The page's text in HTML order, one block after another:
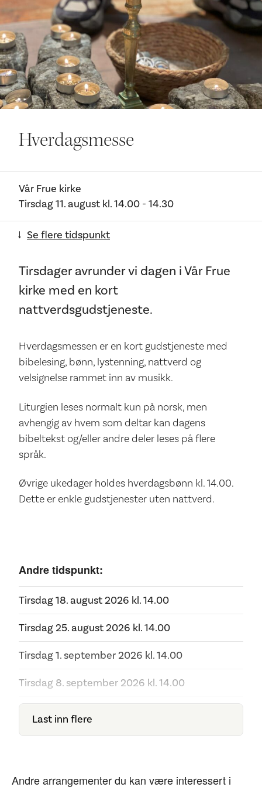
Ditt besøk
Hverdagsmesse
Vår Frue kirke
Tirsdag 11. august kl.14.00 - 14.30
→Se flere tidspunkt
Tirsdager avrunder vi dagen i Vår Frue
kirke med en kort
nattverdsgudstjeneste.
Hverdagsmessen er en kort gudstjeneste med
bibelesing, bønn, lystenning, nattverd og
velsignelse rammet inn av musikk.
Liturgien leses normalt kun på norsk, men
avhengig av hvem som deltar kan dagens
bibeltekst og/eller andre deler leses på flere
språk.
Øvrige ukedager holdes hverdagsbønn kl. 14.00.
Dette er enkle gudstjenester uten nattverd.
Andre tidspunkt:
Tirsdag 18. august 2026 kl.14.00
Tirsdag 25. august 2026 kl.14.00
Tirsdag 1. september 2026 kl.14.00
Tirsdag 8. september 2026 kl.14.00
Tirsdag 15. september 2026 kl.
Tirsdag 22. september 2026 kl.14.00
Last inn flere
Andre arrangementer du kan være interessert i